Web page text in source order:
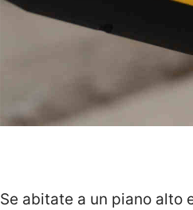
Se abitate a un piano alto